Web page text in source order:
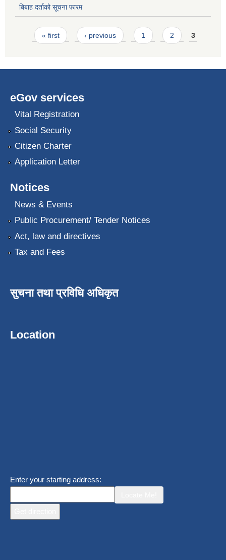
बिबाह दर्ताको सूचना फारम
Pages
« first ‹ previous 1 2 3
eGov services
Vital Registration
Social Security
Citizen Charter
Application Letter
Notices
News & Events
Public Procurement/ Tender Notices
Act, law and directives
Tax and Fees
सुचना तथा प्रविधि अधिकृत
Location
Enter your starting address: